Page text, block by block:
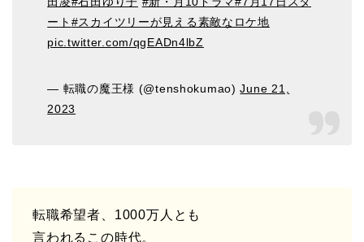
ート #スカイツリーが見える素敵なロケ地
pic.twitter.com/qgEADn4lbZ
— 転職の魔王様 (@tenshokumao)June 21,
2023
転職希望者、 1000万人とも
言われるこの時代。